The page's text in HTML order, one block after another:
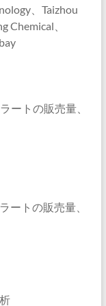
、Taizhou
Chemical、
ートの販売量、
ートの販売量、